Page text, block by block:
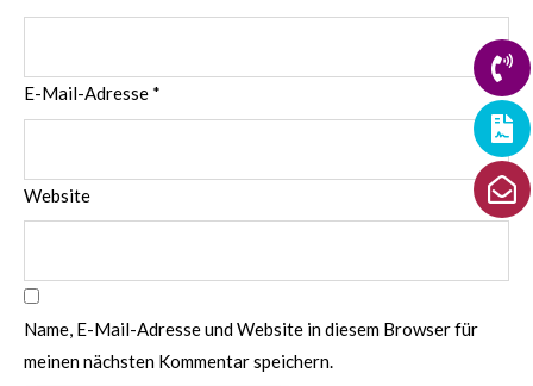
E-Mail-Adresse *
Website
Name, E-Mail-Adresse und Website in diesem Browser für
meinen nächsten Kommentar speichern.